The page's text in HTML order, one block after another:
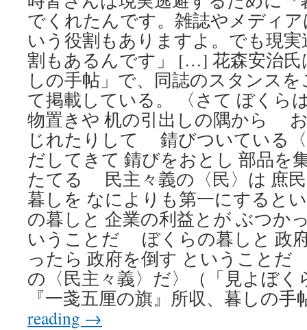
でくれたんです。雑誌やメディ
いう役割もありますよ。でも現
割もあるんです」 […] 花森安治氏
しの手帖」で、同誌のスタンス
て掲載している。 〈さて ぼく
物置きや 机の引出しの隅から
じれたりして 錆びついている
だしてきて 錆びをおとし 部品
たてる 民主々義の〈民〉は 庶
暮しを なによりも第一にする
の暮しと 企業の利益とが ぶつか
いうことだ ぼくらの暮しと 政
ったら 政府を倒す ということ
の〈民主々義〉だ〉（「見よぼく
『一戔五厘の旗』所収、暮しの
reading →